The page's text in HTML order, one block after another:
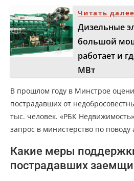
Читать
Дизельные
большой
работает и
МВт
В прошлом году в Минстрое
пострадавших от
тыс. человек. «РБК
запрос в министерство по
Какие меры
пострадавших